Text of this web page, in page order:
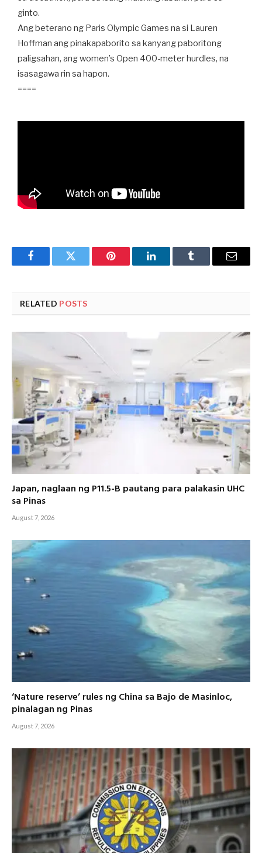
ginto.
Ang beterano ng Paris Olympic Games na si Lauren
Hoffman ang pinakapaborito sa kanyang paboritong
paligsahan, ang women’s Open 400-meter hurdles, na
isasagawa rin sa hapon.
====
FacebookTwitter Pinterest LinkedInTumblr Email
RELATED POSTS
Japan, naglaan ng P11.5-B pautang para palakasin UHC
sa Pinas
August 7, 2026
‘Nature reserve’ rules ng China sa Bajo de Masinloc,
pinalagan ng Pinas
August 7, 2026